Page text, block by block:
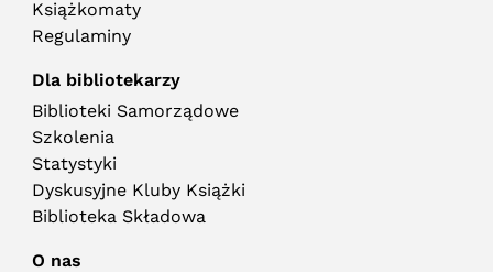
Książkomaty
Regulaminy
Dla bibliotekarzy
Biblioteki Samorządowe
Szkolenia
Statystyki
Dyskusyjne Kluby Książki
Biblioteka Składowa
O nas